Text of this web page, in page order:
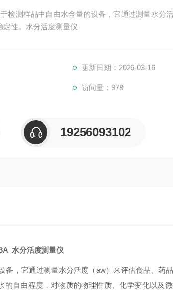
检测样品中自由水含量的设备，它通过测量水分
定性。水分活度测量仪
更新日期：2026-03-16
访问量：978
19256093102
水分活度测量仪
备，它通过测量水分活度（aw）来评估食品、药
自由程度，对物质的物理性质、化学变化以及